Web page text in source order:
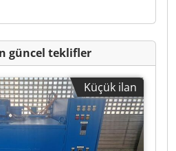
güncel teklifler
Küçük ilan